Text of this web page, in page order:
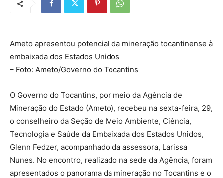
Ameto apresentou potencial da mineração tocantinense à
embaixada dos Estados Unidos
– Foto: Ameto/Governo do Tocantins
O Governo do Tocantins, por meio da Agência de
Mineração do Estado (Ameto), recebeu na sexta-feira, 29,
o conselheiro da Seção de Meio Ambiente, Ciência,
Tecnologia e Saúde da Embaixada dos Estados Unidos,
Glenn Fedzer, acompanhado da assessora, Larissa
Nunes. No encontro, realizado na sede da Agência, foram
apresentados o panorama da mineração no Tocantins e o